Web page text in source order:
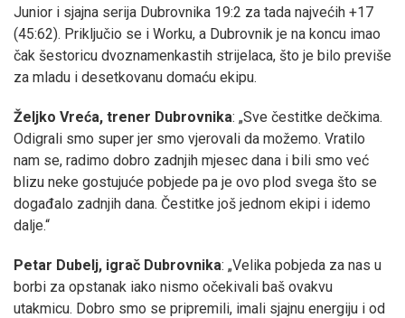
Junior i sjajna serija Dubrovnika 19:2 za tada najvećih +17
(45:62). Priključio se i Worku, a Dubrovnik je na koncu imao
čak šestoricu dvoznamenkastih strijelaca, što je bilo previše
za mladu i desetkovanu domaću ekipu.
Željko Vreća, trener Dubrovnika: „Sve čestitke dečkima.
Odigrali smo super jer smo vjerovali da možemo. Vratilo
nam se, radimo dobro zadnjih mjesec dana i bili smo već
blizu neke gostujuće pobjede pa je ovo plod svega što se
događalo zadnjih dana. Čestitke još jednom ekipi i idemo
dalje.“
Petar Dubelj, igrač Dubrovnika: „Velika pobjeda za nas u
borbi za opstanak iako nismo očekivali baš ovakvu
utakmicu. Dobro smo se pripremili, imali sjajnu energiju i od